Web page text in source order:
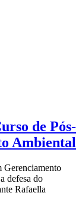
de Pós-
Ambiental
Gerenciamento
defesa do
Rafaella